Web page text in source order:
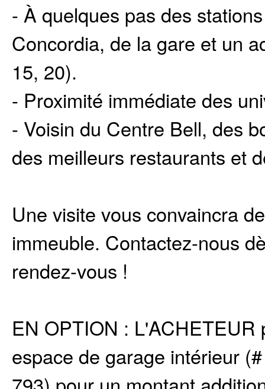
- À quelques pas des
Concordia, de la gare et un
15, 20).
- Proximité immédiate des
- Voisin du Centre Bell, des
des meilleurs restaurants et
Une visite vous convaincra
immeuble. Contactez-nous
rendez-vous !
EN OPTION :
espace de garage intérieur